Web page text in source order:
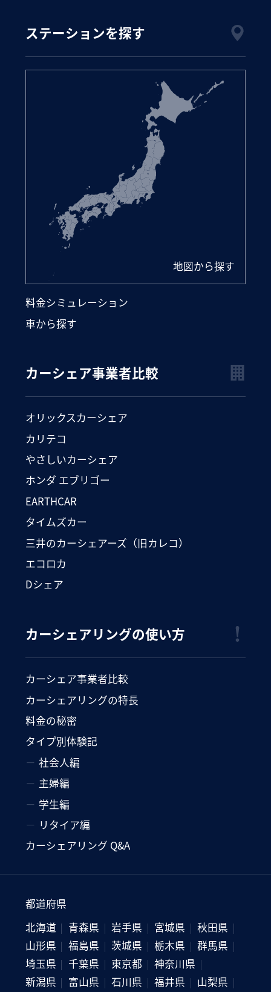
ステーションを探す
地図から探す
料金シミュレーション
車から探す
カーシェア事業者比較
オリックスカーシェア
カリテコ
やさしいカーシェア
ホンダ エブリゴー
EARTHCAR
タイムズカー
三井のカーシェアーズ（旧カレコ）
エコロカ
Dシェア
カーシェアリングの使い方
カーシェア事業者比較
カーシェアリングの特長
料金の秘密
タイプ別体験記
社会人編
主婦編
学生編
リタイア編
カーシェアリング Q&A
都道府県
北海道
青森県 岩手県 宮城県
秋田県
山形県
福島県 茨城県 栃木県
群馬県
埼玉県
千葉県 東京都
神奈川県
新潟県
富山県 石川県 福井県 山梨県